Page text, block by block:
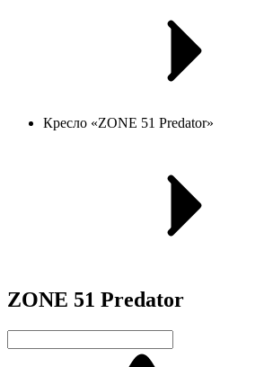
Кресло «ZONE 51 Predator»
ZONE 51 Predator